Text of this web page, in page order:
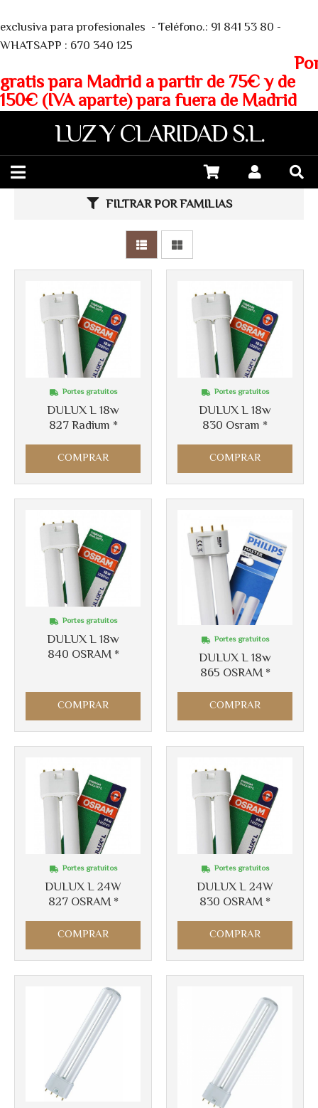
exclusiva para profesionales - Teléfono.: 91 841 53 80 -
WHATSAPP : 670 340 125
gratis para Madrid a partir de 75€ y de
150€ (IVA aparte) para fuera de Madrid
LUZ Y CLARIDAD S.L.
FILTRAR POR FAMILIAS
DULUX L 18w
827 Radium *
Portes gratuitos
COMPRAR
DULUX L 18w
830 Osram *
Portes gratuitos
COMPRAR
DULUX L 18w
840 OSRAM *
Portes gratuitos
COMPRAR
DULUX L 18w
865 OSRAM *
Portes gratuitos
COMPRAR
Más info
DULUX L 24W
827 OSRAM *
Portes gratuitos
COMPRAR
Más info
DULUX L 24W
830 OSRAM *
Portes gratuitos
COMPRAR
Más info
Más info
Más info
Más info
Más info Más info